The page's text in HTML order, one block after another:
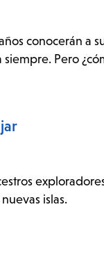
conocerán a
Pero
islas.